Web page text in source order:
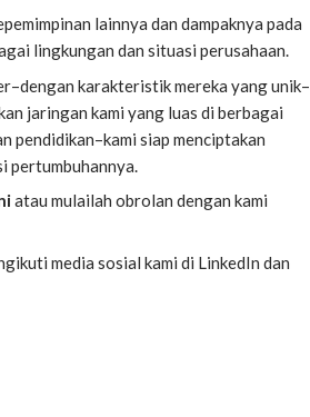
lainnya dan dampaknya pada
lingkungan dan situasi perusahaan.
karakteristik mereka yang unik–
jaringan kami yang luas di berbagai
pendidikan–kami siap menciptakan
pertumbuhannya.
atau mulailah obrolan dengan kami
media sosial kami di LinkedIn dan